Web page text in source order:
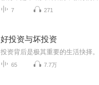
7 271
好投资与坏投资
65 7.7万